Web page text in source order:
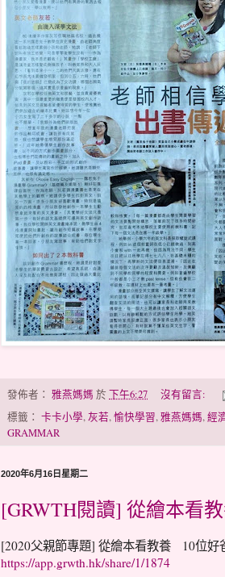
發佈者： 雅燕媽媽 於 下午6:27
沒有留言:
標籤： 卡卡小學,灰若,愉快學習,雅燕媽媽,經
GRAMMAR
2020年6月16日星期二
[GRWTH閱讀] 從繪本看
[2020父親節專題] 從繪本看教養 10位好
https://app.grwth.hk/share/1/1874